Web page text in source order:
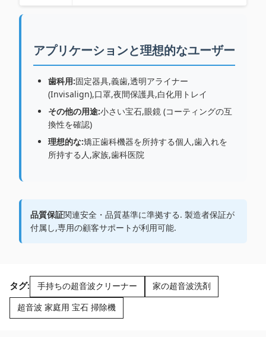
アプリケーションと理想的なユーザー
歯科用:固定器具,義歯,透明アライナー
(Invisalign),口罩,夜間保護具,白化用トレイ
その他の用途:小さい宝石,眼鏡 (コーティングの互
換性を確認)
理想的な:矯正歯科機器を所持する個人,歯入れを
所持する人,家族,歯科医院
品質保証関連安全・品質基準に準拠する. 製造者保証が
付属し,専用の顧客サポートが利用可能.
タグ: 手持ちの超音波クリーナー 家の超音波洗剤
超音波 家庭用 宝石 掃除機